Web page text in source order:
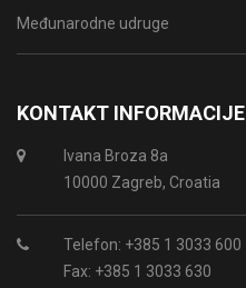
Međunarodne udruge
KONTAKT INFORMACIJE
Ivana Broza 8a
10000 Zagreb, Croatia
Telefon: +385 1 3033 600
Fax: +385 1 3033 630